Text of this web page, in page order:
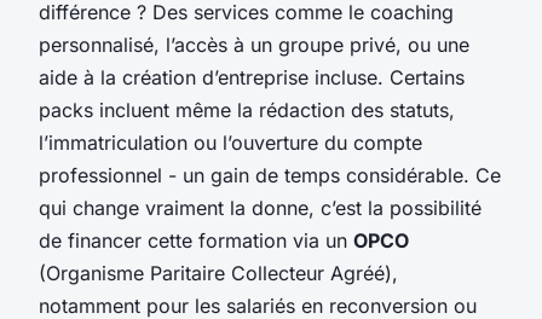
différence ? Des services comme le coaching
personnalisé, l’accès à un groupe privé, ou une
aide à la création d’entreprise incluse. Certains
packs incluent même la rédaction des statuts,
l’immatriculation ou l’ouverture du compte
professionnel - un gain de temps considérable. Ce
qui change vraiment la donne, c’est la possibilité
de financer cette formation via un OPCO
(Organisme Paritaire Collecteur Agréé),
notamment pour les salariés en reconversion ou